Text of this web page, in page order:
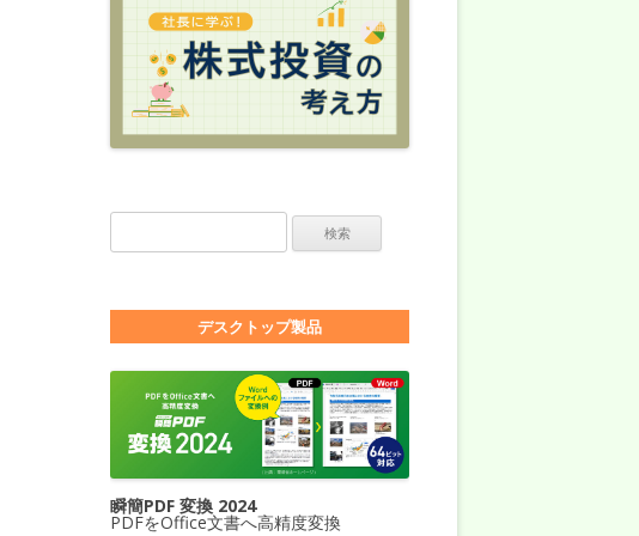
デスクトップ製品
瞬簡PDF 変換 2024
PDFをOffice文書へ高精度変換